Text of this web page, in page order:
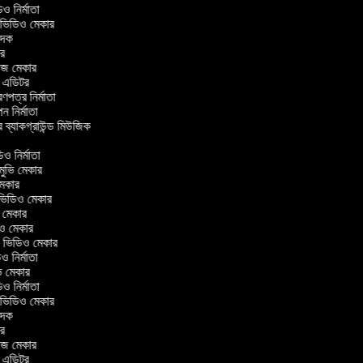
নির্মাতা
মেকার
মেকার
এডিটর
নির্মাতা
নির্মাতা
ব্যাকগ্রাউন্ড মিউজিক
নির্মাতা
মেকার
মেকার
মেকার
মেকার
মেকার
নির্মাতা
মেকার
নির্মাতা
মেকার
মেকার
এডিটর